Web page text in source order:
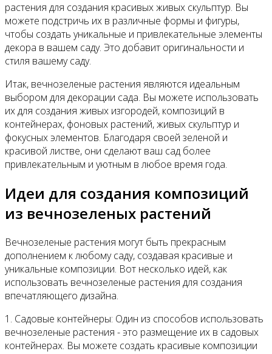
растения для создания красивых живых скульптур. Вы
можете подстричь их в различные формы и фигуры,
чтобы создать уникальные и привлекательные элементы
декора в вашем саду. Это добавит оригинальности и
стиля вашему саду.
Итак, вечнозеленые растения являются идеальным
выбором для декорации сада. Вы можете использовать
их для создания живых изгородей, композиций в
контейнерах, фоновых растений, живых скульптур и
фокусных элементов. Благодаря своей зеленой и
красивой листве, они сделают ваш сад более
привлекательным и уютным в любое время года.
Идеи для создания композиций
из вечнозеленых растений
Вечнозеленые растения могут быть прекрасным
дополнением к любому саду, создавая красивые и
уникальные композиции. Вот несколько идей, как
использовать вечнозеленые растения для создания
впечатляющего дизайна.
1. Садовые контейнеры: Один из способов использовать
вечнозеленые растения - это размещение их в садовых
контейнерах. Вы можете создать красивые композиции